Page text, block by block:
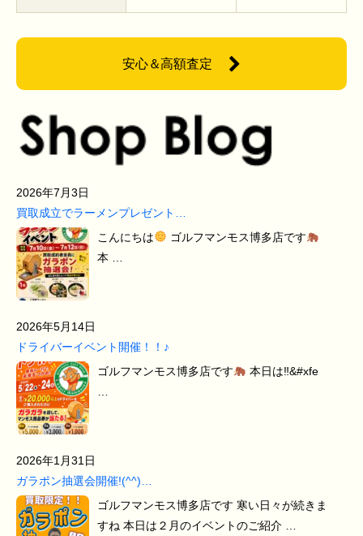
安心＆高額査定
2026年7月3日
買取成立でラーメンプレゼント…
こんにちは
ゴルフマンモス博多店です
本 …
2026年5月14日
ドライバーイベント開催！！♪
ゴルフマンモス博多店です
本日は‼&#xfe
2026年1月31日
ガラポン抽選会開催!(^^)…
ゴルフマンモス博多店です 寒い日々が続きま
すね 本日は２月のイベントのご紹介 …